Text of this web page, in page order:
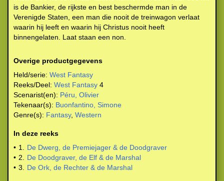
is de Bankier, de rijkste en best beschermde man in de
Verenigde Staten, een man die nooit de treinwagon verlaat
waarin hij leeft en waarin hij Christus nooit heeft
binnengelaten. Laat staan een non.
Overige productgegevens
Held/serie: West Fantasy
Reeks/Deel: West Fantasy 4
Scenarist(en): Péru, Olivier
Tekenaar(s): Buonfantino, Simone
Genre(s): Fantasy, Western
In deze reeks
• 1.
De Dwerg, de Premiejager & de Doodgraver
• 2.
De Doodgraver, de Elf & de Marshal
• 3. De Ork, de Rechter & de Marshal